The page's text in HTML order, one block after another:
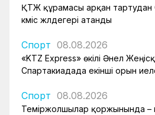
ҚТЖ құрамасы арқан тартудан
күміс жүлдегері атанды
Спорт 08.08.2026
«KTZ Express» өкілі Әнел
Спартакиадада екінші орын
Спорт 08.08.2026
Теміржолшылар қоржынында –